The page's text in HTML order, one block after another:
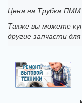
Цена на Трубка ПММ
Также вы можете
другие запчасти